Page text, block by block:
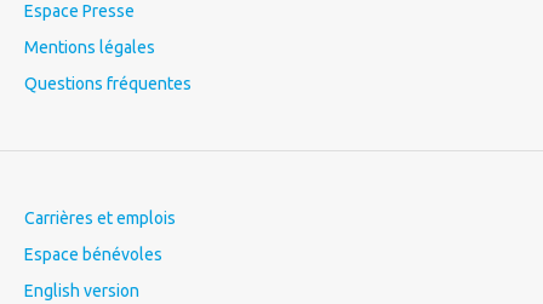
Espace Presse
Mentions légales
Questions fréquentes
Carrières et emplois
Espace bénévoles
English version